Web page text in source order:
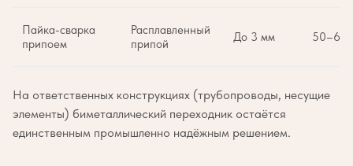
Пайка-сварка
припоем
Расплавленный
припой
До 3 мм
На ответственных конструкциях (трубопроводы, несущие
элементы) биметаллический переходник остаётся
единственным промышленно надёжным решением.